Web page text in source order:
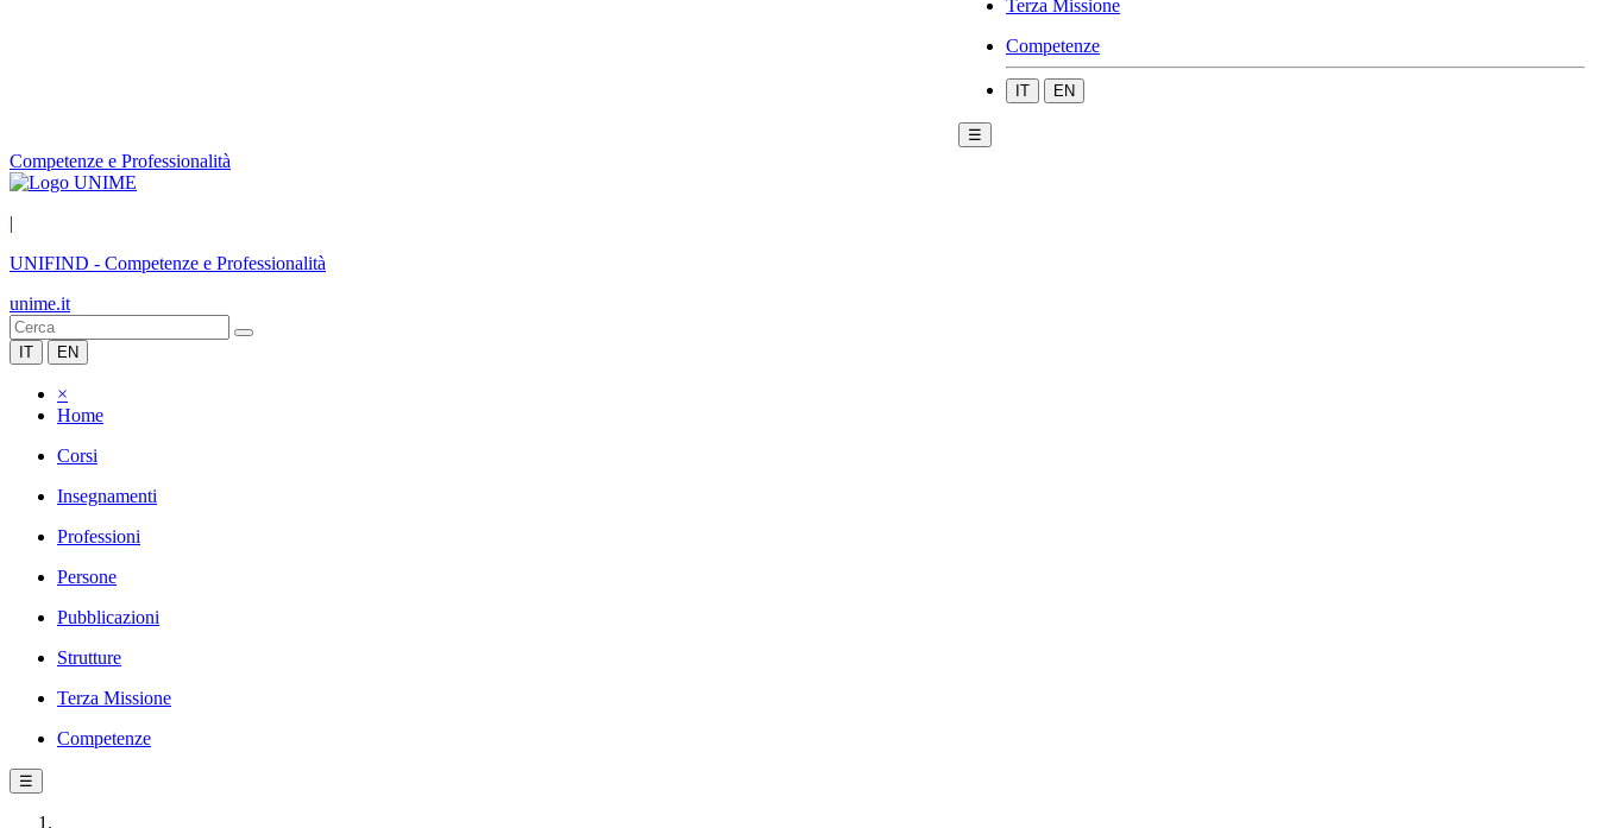
Terza Missione
Competenze
IT EN
☰
Competenze e Professionalità
|
UNIFIND - Competenze e Professionalità
unime.it
IT EN
×
Home
Corsi
Insegnamenti
Professioni
Persone
Pubblicazioni
Strutture
Terza Missione
Competenze
☰